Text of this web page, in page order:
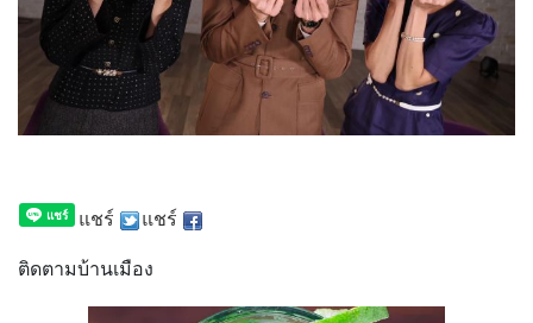
แชร์ แชร์
ติดตามบ้านเมือง